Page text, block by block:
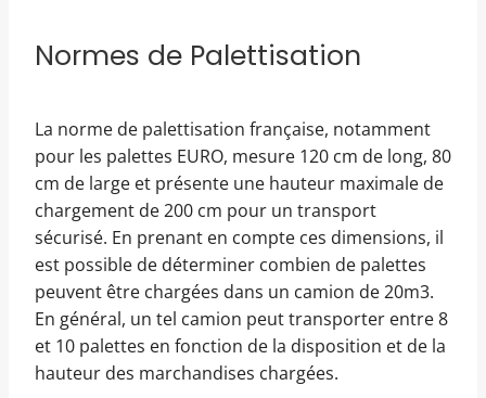
Normes de Palettisation
La norme de palettisation française, notamment
pour les palettes EURO, mesure 120 cm de long, 80
cm de large et présente une hauteur maximale de
chargement de 200 cm pour un transport
sécurisé. En prenant en compte ces dimensions, il
est possible de déterminer combien de palettes
peuvent être chargées dans un camion de 20m3.
En général, un tel camion peut transporter entre 8
et 10 palettes en fonction de la disposition et de la
hauteur des marchandises chargées.